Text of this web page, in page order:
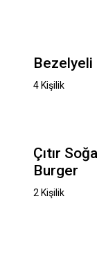
4 Kişilik
Çıtır
Burger
2 Kişilik